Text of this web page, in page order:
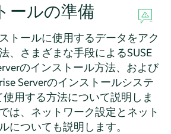
ールの準備
トールに使用するデータをアク
、さまざまな手段によるSUSE
のインストール方法、および
Serverのインストールシステ
用する方法について説明しま
は、ネットワーク設定とネット
についても説明します。